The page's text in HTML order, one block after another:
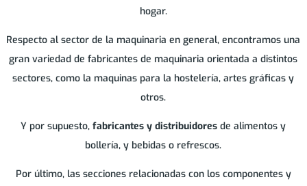
hogar.
Respecto al sector de la maquinaria en general, encontramos una
gran variedad de fabricantes de maquinaria orientada a distintos
sectores, como la maquinas para la hostelería, artes gráficas y
otros.
Y por supuesto,fabricantes y distribuidores de alimentos y
bollería, y bebidas o refrescos.
Por último, las secciones relacionadas con los componentes y